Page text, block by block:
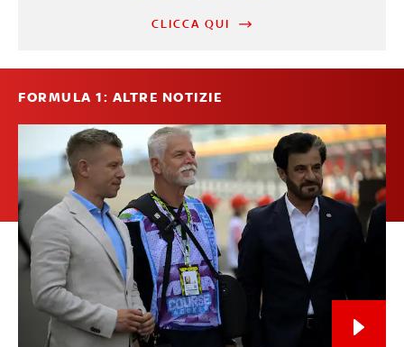
CLICCA QUI
FORMULA 1: ALTRE NOTIZIE